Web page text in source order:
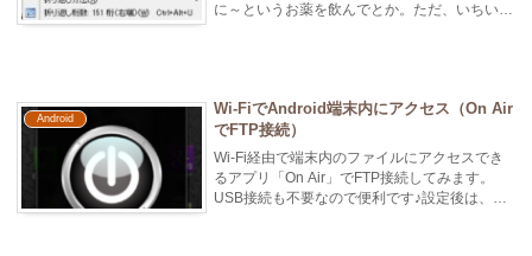
に～というお薬を飲んでとか。ただ、いちいち
Android
Wi-FiでAndroid端末内にアクセス（On Air
でFTP接続）
Wi-Fi経由で端末内のファイルにアクセスでき
るアプリ「On Air」でFTP接続してみます。
USB接続も不要なので便利です♪設定後は、